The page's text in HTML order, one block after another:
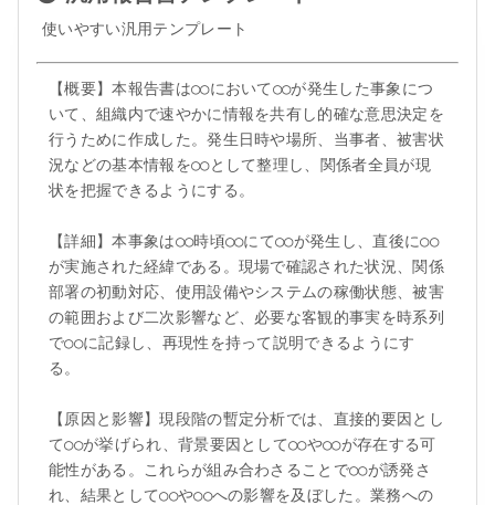
使いやすい汎用テンプレート
【概要】本報告書は○○において○○が発生した事象につ
いて、組織内で速やかに情報を共有し的確な意思決定を
行うために作成した。発生日時や場所、当事者、被害状
況などの基本情報を○○として整理し、関係者全員が現
状を把握できるようにする。
【詳細】本事象は○○時頃○○にて○○が発生し、直後に○○
が実施された経緯である。現場で確認された状況、関係
部署の初動対応、使用設備やシステムの稼働状態、被害
の範囲および二次影響など、必要な客観的事実を時系列
で○○に記録し、再現性を持って説明できるようにす
る。
【原因と影響】現段階の暫定分析では、直接的要因とし
て○○が挙げられ、背景要因として○○や○○が存在する可
能性がある。これらが組み合わさることで○○が誘発さ
れ、結果として○○や○○への影響を及ぼした。業務への